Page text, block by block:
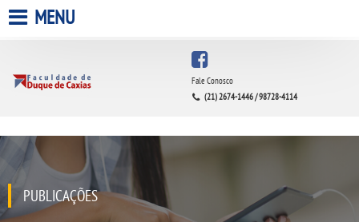
QUEM SOMOS
MENU
Fale Conosco
(21) 2674-1446 / 98728-4114
PUBLICAÇÕES